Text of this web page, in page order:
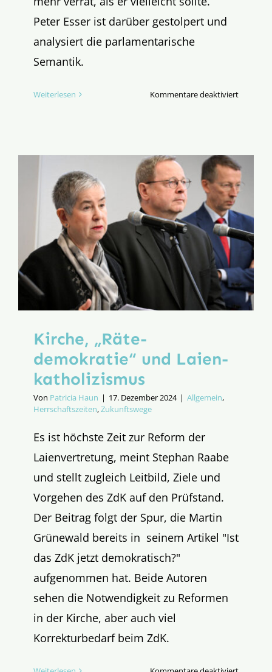
Peter Esser ist darüber gestolpert und
analysiert die parlamentarische
Semantik.
Weiterlesen Kommentare deaktiviertfür
Kirche, „Räte­
demokratie“ und Laien­
katholizismus
Von Patricia Haun | 17. Dezember 2024 | Allgemein,
Herrschaftszeiten,Zukunftswege
Es ist höchste Zeit zur Reform der
Laienvertretung, meint Stephan Raabe
und stellt zugleich Leitbild, Ziele und
Vorgehen des ZdK auf den Prüfstand.
Der Beitrag folgt der Spur, die Martin
Grünewald bereits in seinem Artikel "Ist
das ZdK jetzt demokratisch?"
aufgenommen hat. Beide Autoren
sehen die Notwendigkeit zu Reformen
in der Kirche, aber auch viel
Korrekturbedarf beim ZdK.